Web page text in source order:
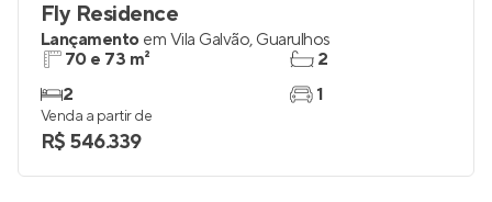
Fly Residence
Lançamento em Vila Galvão, Guarulhos
70 e 73 m²
2
2
1
Venda a partir de
R$ 546.339